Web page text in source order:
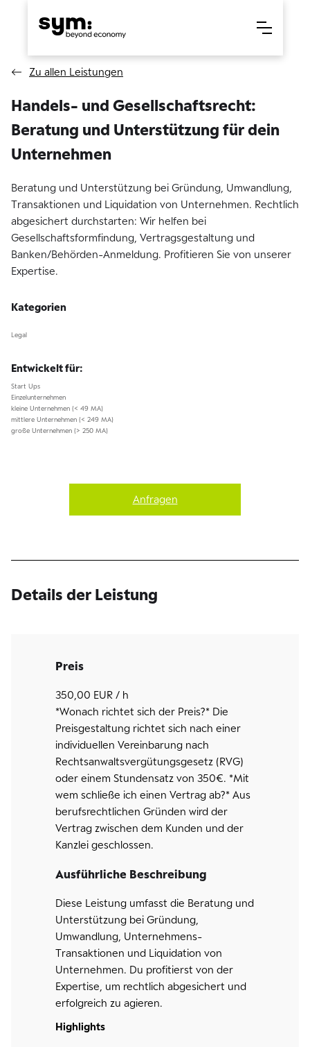
Zu allen Leistungen
Handels- und Gesellschaftsrecht:
Beratung und Unterstützung für dein
Unternehmen
Beratung und Unterstützung bei Gründung, Umwandlung,
Transaktionen und Liquidation von Unternehmen. Rechtlich
abgesichert durchstarten: Wir helfen bei
Gesellschaftsformfindung, Vertragsgestaltung und
Banken/Behörden-Anmeldung. Profitieren Sie von unserer
Expertise.
Kategorien
Legal
Entwickelt für:
Start Ups
Einzelunternehmen
kleine Unternehmen (< 49 MA)
mittlere Unternehmen (< 249 MA)
große Unternehmen (> 250 MA)
Anfragen
Details der Leistung
Preis
350,00 EUR / h
*Wonach richtet sich der Preis?* Die
Preisgestaltung richtet sich nach einer
individuellen Vereinbarung nach
Rechtsanwaltsvergütungsgesetz (RVG)
oder einem Stundensatz von 350€. *Mit
wem schließe ich einen Vertrag ab?* Aus
berufsrechtlichen Gründen wird der
Vertrag zwischen dem Kunden und der
Kanzlei geschlossen.
Ausführliche Beschreibung
Diese Leistung umfasst die Beratung und
Unterstützung bei Gründung,
Umwandlung, Unternehmens-
Transaktionen und Liquidation von
Unternehmen. Du profitierst von der
Expertise, um rechtlich abgesichert und
erfolgreich zu agieren.
Highlights